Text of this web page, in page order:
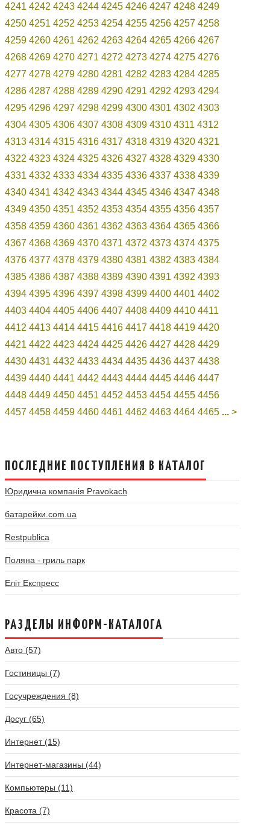
4241 4242 4243 4244 4245 4246 4247 4248 4249
4250 4251 4252 4253 4254 4255 4256 4257 4258
4259 4260 4261 4262 4263 4264 4265 4266 4267
4268 4269 4270 4271 4272 4273 4274 4275 4276
4277 4278 4279 4280 4281 4282 4283 4284 4285
4286 4287 4288 4289 4290 4291 4292 4293 4294
4295 4296 4297 4298 4299 4300 4301 4302 4303
4304 4305 4306 4307 4308 4309 4310 4311 4312
4313 4314 4315 4316 4317 4318 4319 4320 4321
4322 4323 4324 4325 4326 4327 4328 4329 4330
4331 4332 4333 4334 4335 4336 4337 4338 4339
4340 4341 4342 4343 4344 4345 4346 4347 4348
4349 4350 4351 4352 4353 4354 4355 4356 4357
4358 4359 4360 4361 4362 4363 4364 4365 4366
4367 4368 4369 4370 4371 4372 4373 4374 4375
4376 4377 4378 4379 4380 4381 4382 4383 4384
4385 4386 4387 4388 4389 4390 4391 4392 4393
4394 4395 4396 4397 4398 4399 4400 4401 4402
4403 4404 4405 4406 4407 4408 4409 4410 4411
4412 4413 4414 4415 4416 4417 4418 4419 4420
4421 4422 4423 4424 4425 4426 4427 4428 4429
4430 4431 4432 4433 4434 4435 4436 4437 4438
4439 4440 4441 4442 4443 4444 4445 4446 4447
4448 4449 4450 4451 4452 4453 4454 4455 4456
4457 4458 4459 4460 4461 4462 4463 4464 4465 ... >
ПОСЛЕДНИЕ ПОСТУПЛЕНИЯ В КАТАЛОГ
Юридична компанія Pravokach
батарейки.com.ua
Restpublica
Поляна - гриль парк
Еліт Експресс
РАЗДЕЛЫ ИНФОРМ-КАТАЛОГА
Авто (57)
Гостиницы (7)
Госучреждения (8)
Досуг (65)
Интернет (15)
Интернет-магазины (44)
Компьютеры (11)
Красота (7)